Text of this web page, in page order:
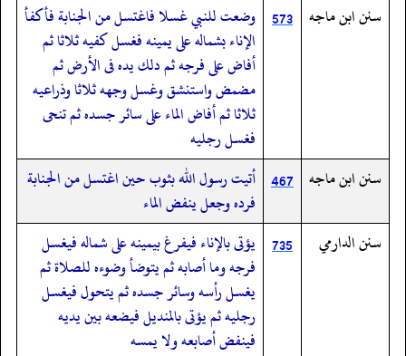
سنن ابن ماجه 573 وضعت للنبي غسلا فاغتسل من الجنابة فأكفأ
الإناء بشماله على يمينه فغسل كفيه ثلاثا ثم
أفاض على فرجه ثم دلك يده فى الأرض ثم
مضمض واستنشق وغسل وجهه ثلاثا وذراعيه
ثلاثا ثم أفاض الماء على سائر جسده ثم تنحى
فغسل رجليه
سنن ابن ماجه 467 أتيت رسول الله بثوب حين اغتسل من الجنابة
فرده وجعل ينفض الماء
سنن الدارمي
735 يؤتى بالإناء فيفرغ بيمينه على شماله فيغسل
فرجه وما أصابه ثم يتوضأ وضوءه للصلاة ثم
يغسل رأسه وسائر جسده ثم يتحول فيغسل
رجليه ثم يؤتى بالمنديل فيضعه بين يديه
فينفض أصابعه ولا يمسه